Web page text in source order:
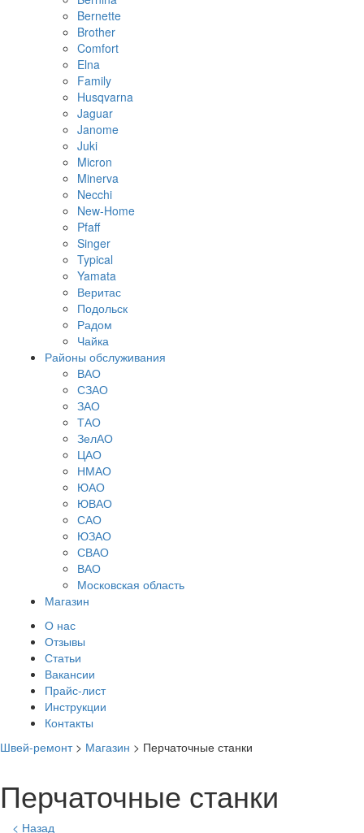
Bernette
Brother
Comfort
Elna
Family
Husqvarna
Jaguar
Janome
Juki
Micron
Minerva
Necchi
New-Home
Pfaff
Singer
Typical
Yamata
Веритас
Подольск
Радом
Чайка
Районы обслуживания
ВАО
СЗАО
ЗАО
ТАО
ЗелАО
ЦАО
НМАО
ЮАО
ЮВАО
САО
ЮЗАО
СВАО
ВАО
Московская область
Магазин
О нас
Отзывы
Статьи
Вакансии
Прайс-лист
Инструкции
Контакты
Швей-ремонт> Магазин > Перчаточные станки
Перчаточные станки
< Назад